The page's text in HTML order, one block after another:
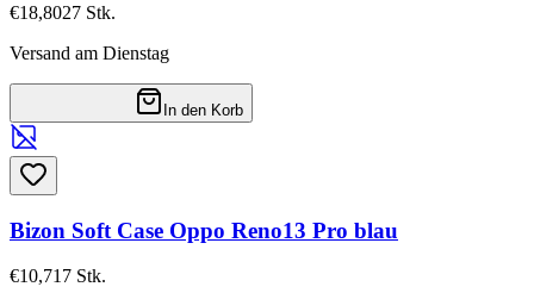
€18,8027 Stk.
Versand am Dienstag
In den Korb
Bizon Soft Case Oppo Reno13 Pro blau
€10,71 7 Stk.